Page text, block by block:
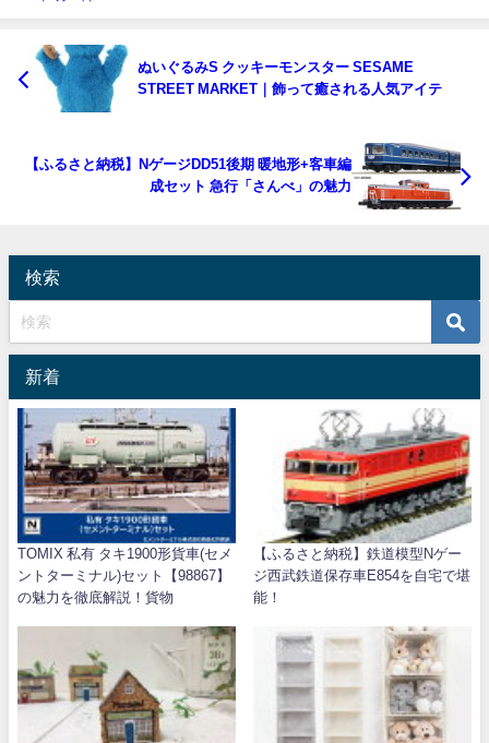
ぬいぐるみS クッキーモンスター SESAME
STREET MARKET｜飾って癒される人気アイテ
【ふるさと納税】NゲージDD51後期 暖地形+客車編
成セット 急行「さんべ」の魅力
検索
新着
TOMIX 私有 タキ1900形貨車(セメ
ントターミナル)セット【98867】
の魅力を徹底解説！貨物
【ふるさと納税】鉄道模型Nゲー
ジ西武鉄道保存車E854を自宅で堪
能！